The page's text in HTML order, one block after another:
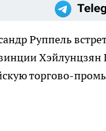
Руппель
торгово-